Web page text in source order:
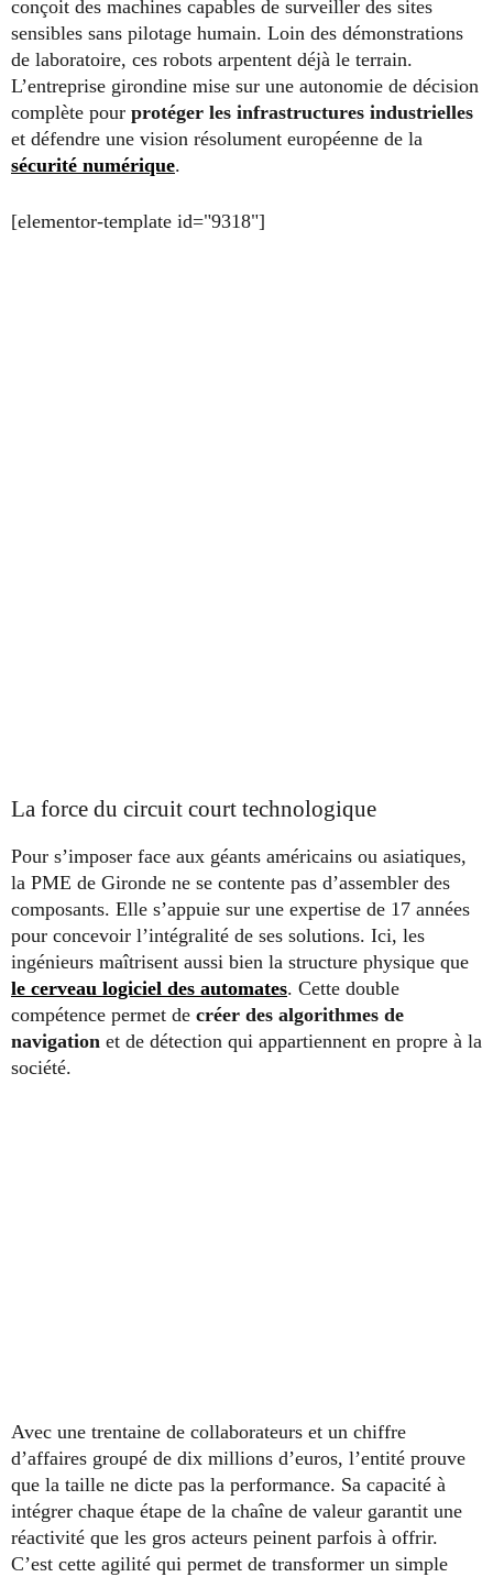
conçoit des machines capables de surveiller des sites
sensibles sans pilotage humain. Loin des démonstrations
de laboratoire, ces robots arpentent déjà le terrain.
L’entreprise girondine mise sur une autonomie de décision
complète pour protéger les infrastructures industrielles
et défendre une vision résolument européenne de la
sécurité numérique.
[elementor-template id="9318"]
La force du circuit court technologique
Pour s’imposer face aux géants américains ou asiatiques,
la PME de Gironde ne se contente pas d’assembler des
composants. Elle s’appuie sur une expertise de 17 années
pour concevoir l’intégralité de ses solutions. Ici, les
ingénieurs maîtrisent aussi bien la structure physique que
le cerveau logiciel des automates. Cette double
compétence permet de créer des algorithmes de
navigation et de détection qui appartiennent en propre à la
société.
Avec une trentaine de collaborateurs et un chiffre
d’affaires groupé de dix millions d’euros, l’entité prouve
que la taille ne dicte pas la performance. Sa capacité à
intégrer chaque étape de la chaîne de valeur garantit une
réactivité que les gros acteurs peinent parfois à offrir.
C’est cette agilité qui permet de transformer un simple